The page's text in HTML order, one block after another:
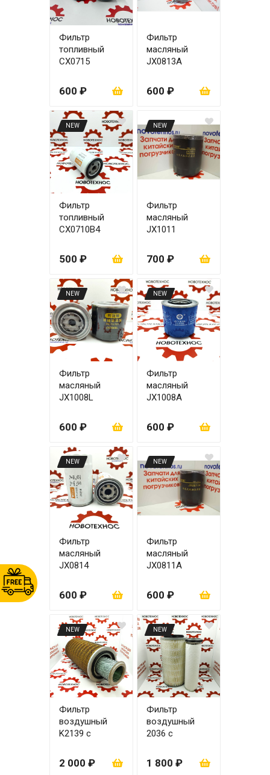
Фильтр
топливный
СХ0715
600 ₽
Фильтр
масляный
JX0813А
600 ₽
NEW
Фильтр
топливный
СХ0710В4
500 ₽
NEW
Фильтр
масляный
JX1011
700 ₽
NEW
Фильтр
масляный
JX1008L
600 ₽
NEW
Фильтр
масляный
JX1008A
600 ₽
NEW
Фильтр
масляный
JX0814
600 ₽
NEW
Фильтр
масляный
JX0811А
600 ₽
NEW
Фильтр
воздушный
K2139 с
2 000 ₽
NEW
Фильтр
воздушный
2036 с
(W017100040)
1 800 ₽